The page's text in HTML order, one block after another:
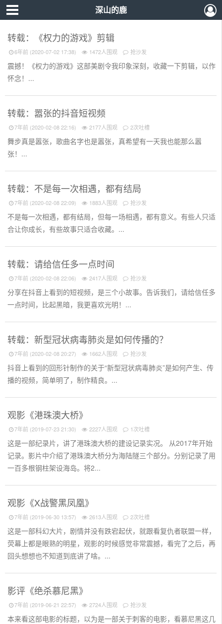
深山的鹿
转载：《权力的游戏》剪辑
6年前 (2020-07-02 17:38) 1472人围观 抢沙发
震撼！《权力的游戏》这部美剧令我印象深刻，收藏一下剪辑，以作
怀念！...
转载：嚣张的抖音短视频
7年前 (2020-02-08 22:16) 2177人围观 2次吐槽
舞步真是嚣张，歌曲名字也是嚣张，真希望有一天我也能那么嚣
张！...
转载：不是每一次相遇，都有结局
7年前 (2020-02-08 22:09) 1883人围观 抢沙发
不是每一次相遇，都有结局，但每一场相遇，都有意义。有些人只适
合让你成长，有些故事只适合收藏。...
转载：请给信任多一点时间
7年前 (2020-02-08 22:06) 2417人围观 抢沙发
分享在抖音上看到的短视频，是三个小故事。告诉我们，请给信任多
一点时间，比起黑暗，我更喜欢光明！...
转载：新型冠状病毒肺炎是如何传播的？
7年前 (2020-02-08 20:27) 1662人围观 抢沙发
抖音上看到的回形针制作的关于“新型冠状病毒肺炎”是如何产生、传
播的视频，简单明了，制作精良。...
观影《港珠澳大桥》
7年前 (2019-07-23 21:30) 2227人围观 1次吐槽
这是一部纪录片，讲了港珠澳大桥的建设记录实况。 从2017年开始
记录。影片中介绍了港珠澳大桥分为海陆隧三个部分。分别记录了用
一百多根钢柱架设海岛。将2...
观影《X战警黑凤凰》
7年前 (2019-06-30 13:57) 2613人围观 2次吐槽
这是一部科幻大片，剧情并没有跌宕起伏，就跟看复仇者联盟一样，
荧幕上都是眼熟的明星，观影的时候感觉非常震撼，看完了之后，再
回头想想也不知道到底讲了啥。...
影评《绝杀慕尼黑》
7年前 (2019-06-21 22:57) 2724人围观 抢沙发
本来看这部电影的标题，以为是一部关于刺客的电影，看慕尼黑这几